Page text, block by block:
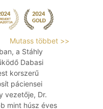
Mutass többet >>
a Stáhly
Dabasi
korszerű
páciensei
vezetője, Dr.
mint húsz éves